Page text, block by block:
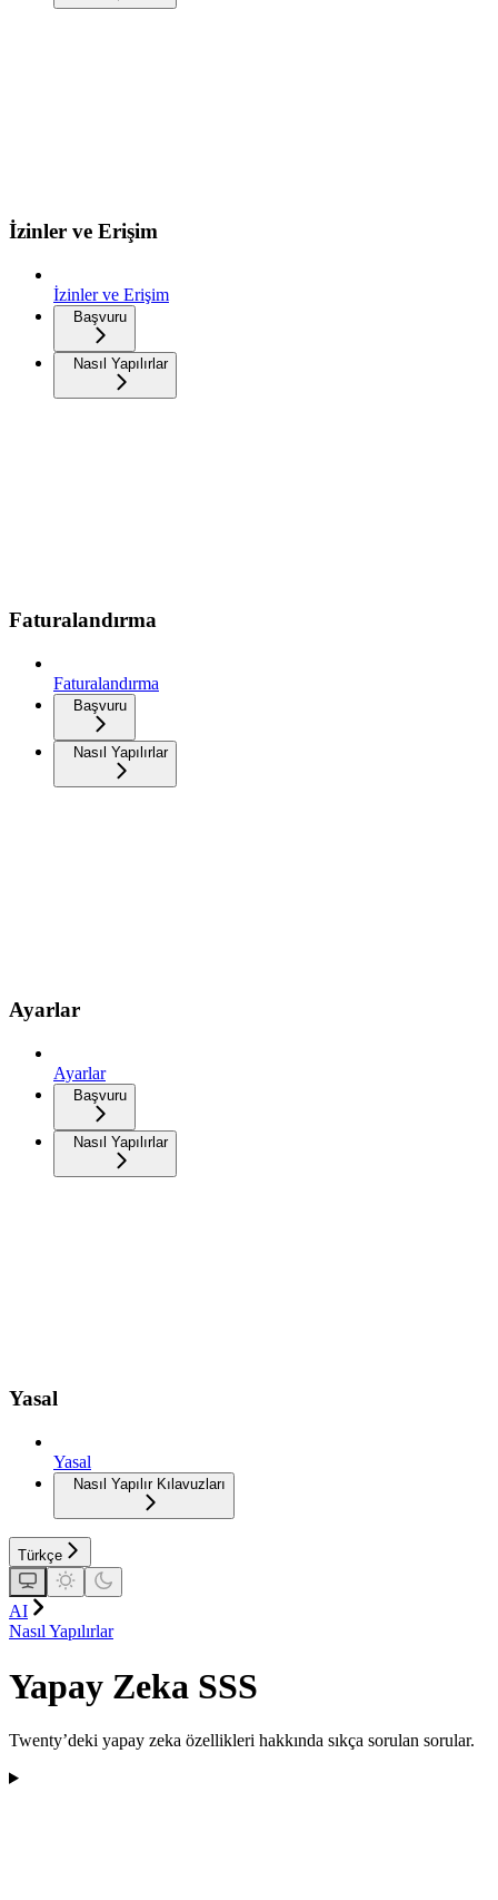
İzinler ve Erişim
İzinler ve Erişim
Başvuru
Nasıl Yapılırlar
Faturalandırma
Faturalandırma
Başvuru
Nasıl Yapılırlar
Ayarlar
Ayarlar
Başvuru
Nasıl Yapılırlar
Yasal
Yasal
Nasıl Yapılır Kılavuzları
Türkçe
AI
Nasıl Yapılırlar
Yapay Zeka SSS
Twenty’deki yapay zeka özellikleri hakkında sıkça sorulan sorular.